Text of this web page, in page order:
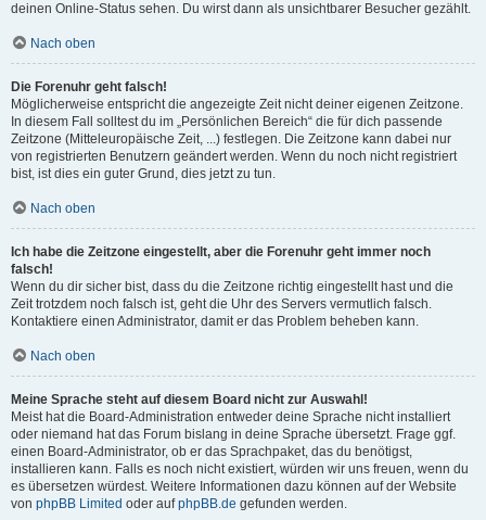
deinen Online-Status sehen. Du wirst dann als unsichtbarer Besucher gezählt.
Nach oben
Die Forenuhr geht falsch!
Möglicherweise entspricht die angezeigte Zeit nicht deiner eigenen Zeitzone.
In diesem Fall solltest du im „Persönlichen Bereich“ die für dich passende
Zeitzone (Mitteleuropäische Zeit, ...) festlegen. Die Zeitzone kann dabei nur
von registrierten Benutzern geändert werden. Wenn du noch nicht registriert
bist, ist dies ein guter Grund, dies jetzt zu tun.
Nach oben
Ich habe die Zeitzone eingestellt, aber die Forenuhr geht immer noch
falsch!
Wenn du dir sicher bist, dass du die Zeitzone richtig eingestellt hast und die
Zeit trotzdem noch falsch ist, geht die Uhr des Servers vermutlich falsch.
Kontaktiere einen Administrator, damit er das Problem beheben kann.
Nach oben
Meine Sprache steht auf diesem Board nicht zur Auswahl!
Meist hat die Board-Administration entweder deine Sprache nicht installiert
oder niemand hat das Forum bislang in deine Sprache übersetzt. Frage ggf.
einen Board-Administrator, ob er das Sprachpaket, das du benötigst,
installieren kann. Falls es noch nicht existiert, würden wir uns freuen, wenn du
es übersetzen würdest. Weitere Informationen dazu können auf der Website
von phpBB Limited oder aufphpBB.de gefunden werden.